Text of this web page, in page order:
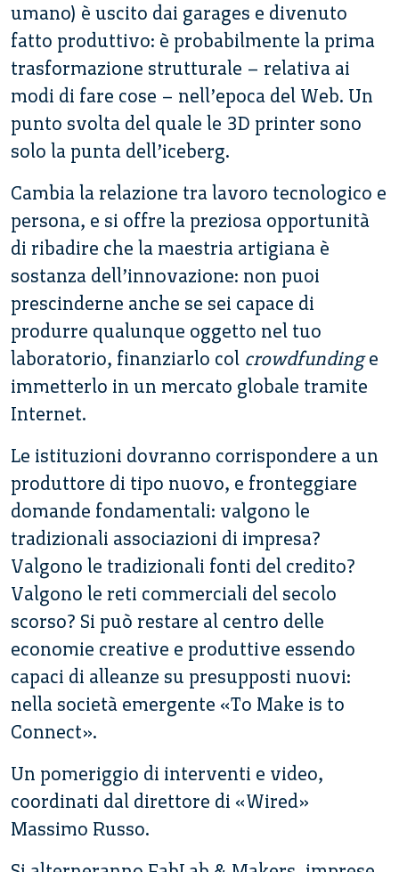
umano) è uscito dai garages e divenuto
fatto produttivo: è probabilmente la prima
trasformazione strutturale – relativa ai
modi di fare cose – nell’epoca del Web. Un
punto svolta del quale le 3D printer sono
solo la punta dell’iceberg.
Cambia la relazione tra lavoro tecnologico e
persona, e si offre la preziosa opportunità
di ribadire che la maestria artigiana è
sostanza dell’innovazione: non puoi
prescinderne anche se sei capace di
produrre qualunque oggetto nel tuo
laboratorio, finanziarlo col crowdfundinge
immetterlo in un mercato globale tramite
Internet.
Le istituzioni dovranno corrispondere a un
produttore di tipo nuovo, e fronteggiare
domande fondamentali: valgono le
tradizionali associazioni di impresa?
Valgono le tradizionali fonti del credito?
Valgono le reti commerciali del secolo
scorso? Si può restare al centro delle
economie creative e produttive essendo
capaci di alleanze su presupposti nuovi:
nella società emergente «To Make is to
Connect».
Un pomeriggio di interventi e video,
coordinati dal direttore di «Wired»
Massimo Russo.